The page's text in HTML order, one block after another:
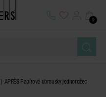
0
APRÈS Papírové ubrousky jednorožec